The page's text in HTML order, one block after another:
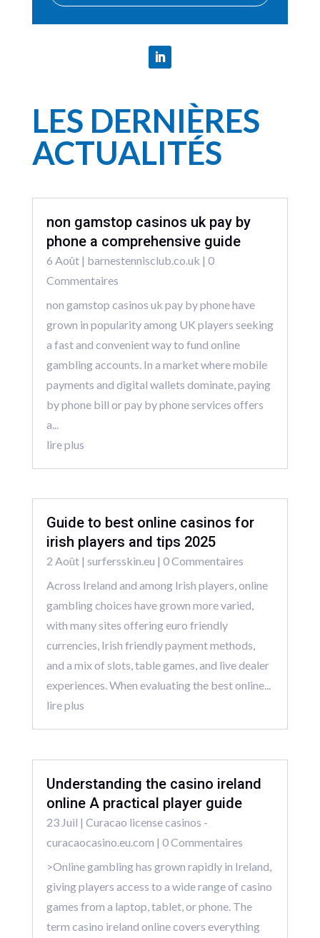
LES DERNIÈRES
ACTUALITÉS
non gamstop casinos uk pay by
phone a comprehensive guide
6 Août| barnestennisclub.co.uk | 0
Commentaires
non gamstop casinos uk pay by phone have
grown in popularity among UK players seeking
a fast and convenient way to fund online
gambling accounts. In a market where mobile
payments and digital wallets dominate, paying
by phone bill or pay by phone services offers
a...
lire plus
Guide to best online casinos for
irish players and tips 2025
2 Août| surfersskin.eu | 0 Commentaires
Across Ireland and among Irish players, online
gambling choices have grown more varied,
with many sites offering euro friendly
currencies, Irish friendly payment methods,
and a mix of slots, table games, and live dealer
experiences. When evaluating the best online...
lire plus
Understanding the casino ireland
online A practical player guide
23 Juil | Curacao license casinos -
curacaocasino.eu.com | 0 Commentaires
>Online gambling has grown rapidly in Ireland,
giving players access to a wide range of casino
games from a laptop, tablet, or phone. The
term casino ireland online covers everything